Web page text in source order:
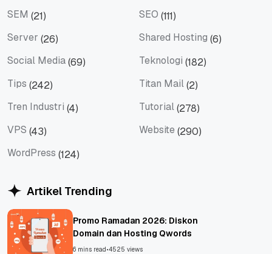
SEM (21) SEO (111)
Server (26) Shared Hosting (6)
Social Media(69) Teknologi (182)
Tips (242) Titan Mail(2)
Tren Industri (4) Tutorial(278)
VPS (43) Website (290)
WordPress (124)
Artikel Trending
Promo Ramadan 2026: Diskon
Domain dan Hosting Qwords
6 mins read•4525 views